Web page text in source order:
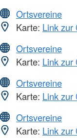
Ortsvereine
Karte: Link zur
Ortsvereine
Karte: Link zur
Ortsvereine
Karte: Link zur
Ortsvereine
Karte: Link zur